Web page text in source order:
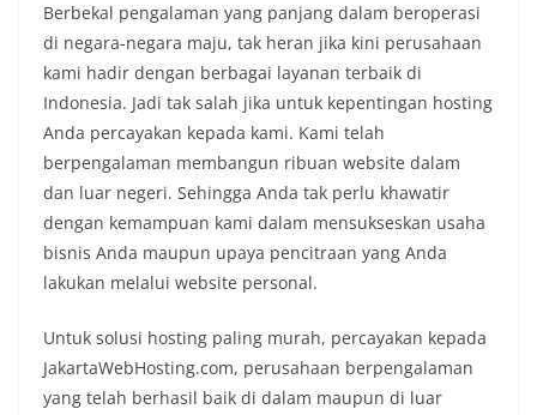
Berbekal pengalaman yang panjang dalam beroperasi
di negara-negara maju, tak heran jika kini perusahaan
kami hadir dengan berbagai layanan terbaik di
Indonesia. Jadi tak salah jika untuk kepentingan hosting
Anda percayakan kepada kami. Kami telah
berpengalaman membangun ribuan website dalam
dan luar negeri. Sehingga Anda tak perlu khawatir
dengan kemampuan kami dalam mensukseskan usaha
bisnis Anda maupun upaya pencitraan yang Anda
lakukan melalui website personal.
Untuk solusi hosting paling murah, percayakan kepada
JakartaWebHosting.com, perusahaan berpengalaman
yang telah berhasil baik di dalam maupun di luar